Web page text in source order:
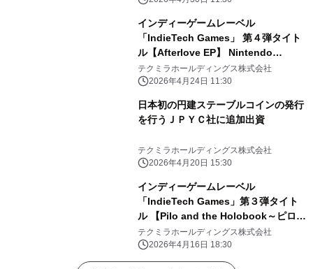
インディーゲームレーベル
「IndieTech Games」 第４弾タイト
ル【Afterlove EP】 Nintendo
Switch/PS5パッケージ版をアジア地
域で発売！
テクミラホールディングス株式会社
2026年4月24日 11:30
日本初の円建ステーブルコインの発行
を行うＪＰＹＣ社に追加出資
テクミラホールディングス株式会社
2026年4月20日 15:30
インディーゲームレーベル
「IndieTech Games」第３弾タイト
ル 【Pilo and the Holobook～ピロと
不思議な百科事典～】 本日より日本・
アジア地域で発売
テクミラホールディングス株式会社
2026年4月16日 18:30